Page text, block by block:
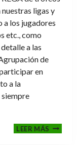
ligas y
a los jugadores
etc., como
a las
de
en
a la
LEER MÁSCENA-